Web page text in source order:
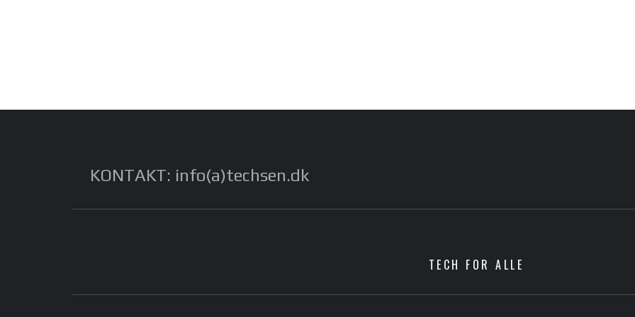
KONTAKT: info(a)techsen.dk
TECH FOR ALLE